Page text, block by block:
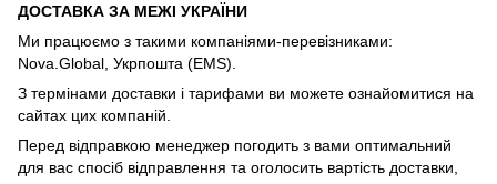
ДОСТАВКА ЗА МЕЖІ УКРАЇНИ
Ми працюємо з такими компаніями-перевізниками:
Nova.Global, Укрпошта (EMS).
З термінами доставки і тарифами ви можете ознайомитися на
сайтах цих компаній.
Перед відправкою менеджер погодить з вами оптимальний
для вас спосіб відправлення та оголосить вартість доставки,